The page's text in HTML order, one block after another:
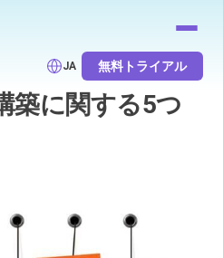
JA 無料トライアル
築に関する5つ